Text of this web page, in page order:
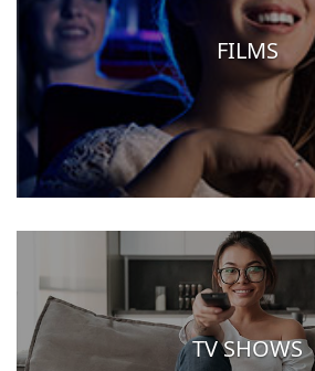
FILMS
TV SHOWS